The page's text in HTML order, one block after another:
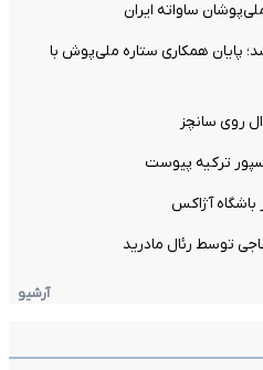
ساواته ایران
پایان همکاری ستاره ملی‌پوش با
روی سانچز
ترکیه پیوست
باشگاه آژاکس
آرشیو